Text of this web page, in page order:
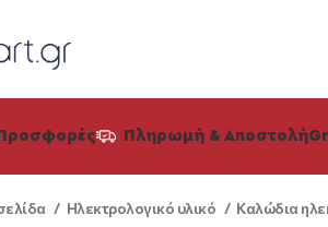
Προσφορές Πληρωμή & Αποστολή
Ηλεκτρολογικό υλικό Καλώδια